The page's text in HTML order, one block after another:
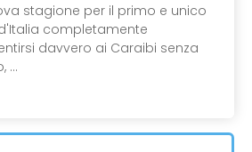
stagione per il primo e unico
completamente
davvero ai Caraibi senza
...